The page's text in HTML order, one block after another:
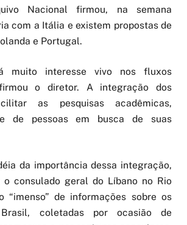
Nacional firmou, na semana
com a Itália e existem propostas de
e Portugal.
muito interesse vivo nos fluxos
o diretor. A integração dos
as pesquisas acadêmicas,
de pessoas em busca de suas
da importância dessa integração,
o consulado geral do Líbano no Rio
“imenso” de informações sobre os
coletadas por ocasião de